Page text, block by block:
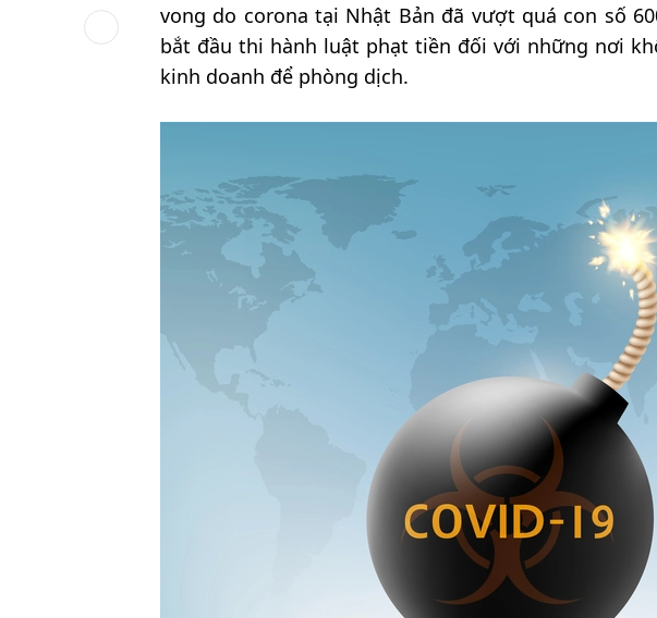
vong do corona tại Nhật Bản đã vượt quá con số
bắt đầu thi hành luật phạt tiền đối với những nơi
kinh doanh để phòng dịch.